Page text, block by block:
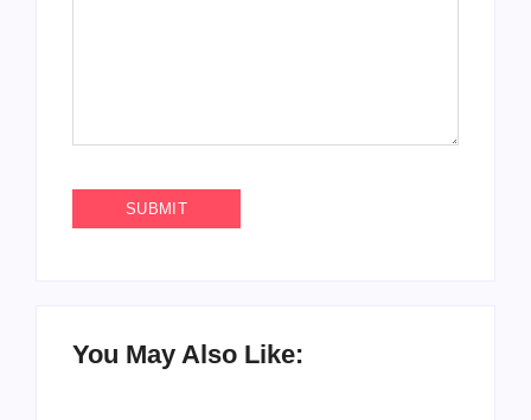
You May Also Like: